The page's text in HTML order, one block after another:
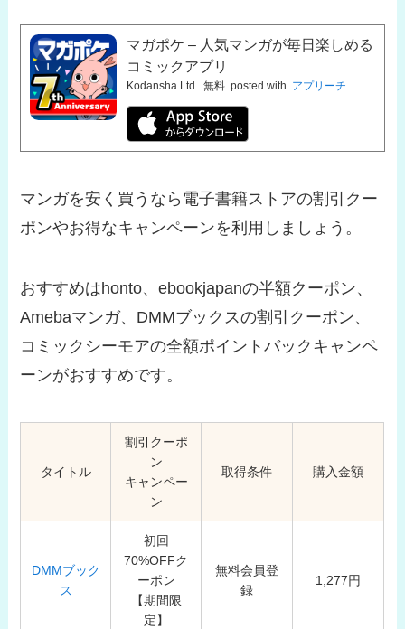
マガポケ – 人気マンガが毎日楽しめる
コミックアプリ
Kodansha Ltd. 無料 posted with アプリーチ
マンガを安く買うなら電子書籍ストアの割引クー
ポンやお得なキャンペーンを利用しましょう。
おすすめはhonto、ebookjapanの半額クーポン、
Amebaマンガ、DMMブックスの割引クーポン、
コミックシーモアの全額ポイントバックキャンペ
ーンがおすすめです。
タイトル
割引クーポ
ン
キャンペー
ン
取得条件 購入金額
DMMブック
ス
初回
70%OFFク
ーポン
【期間限
定】
無料会員登
録
1,277円